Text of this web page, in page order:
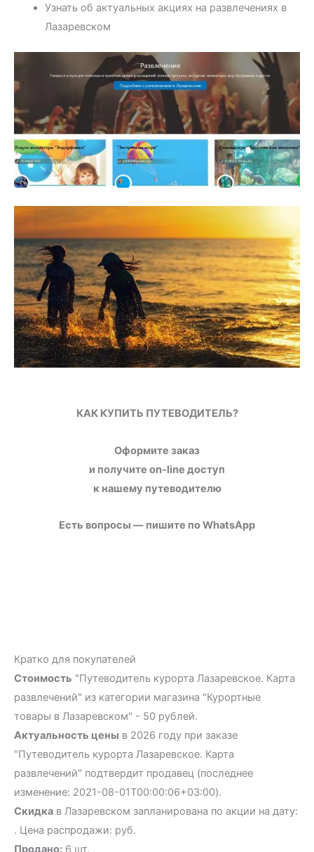
Узнать об актуальных акциях на развлечениях в
Лазаревском
КАК КУПИТЬ ПУТЕВОДИТЕЛЬ?
Оформите заказ
и получите on-line доступ
к нашему путеводителю
Есть вопросы — пишите по WhatsApp
Кратко для покупателей
Стоимость "Путеводитель курорта Лазаревское. Карта
развлечений" из категории магазина "Курортные
товары в Лазаревском" - 50 рублей.
Актуальность цены в 2026 году при заказе
"Путеводитель курорта Лазаревское. Карта
развлечений" подтвердит продавец (последнее
изменение: 2021-08-01T00:00:06+03:00).
Скидка в Лазаревском запланирована по акции на дату:
. Цена распродажи: руб.
Продано: 6 шт.